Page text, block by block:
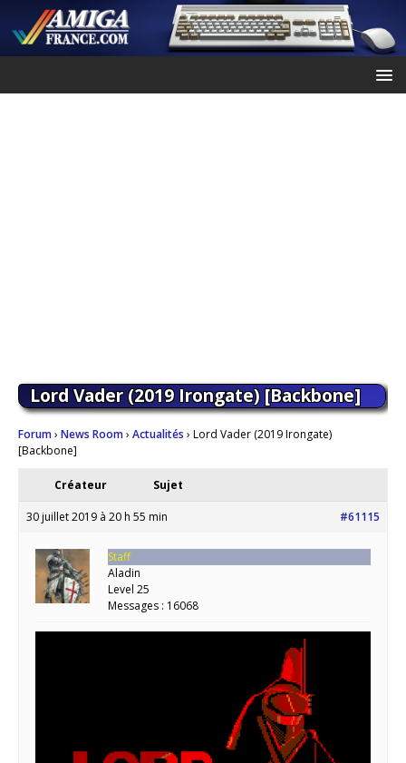
Lord Vader (2019 Irongate) [Backbone]
Forum› News Room› Actualités › Lord Vader (2019 Irongate)
[Backbone]
Créateur Sujet
30 juillet 2019 à 20 h 55 min #61115
Staff
Aladin
Level 25
Messages : 16068